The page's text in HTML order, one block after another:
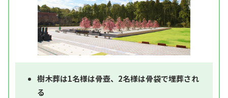
樹木葬は1名様は骨壺、2名様は骨袋で埋葬され
る